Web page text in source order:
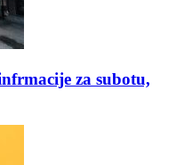
za subotu,